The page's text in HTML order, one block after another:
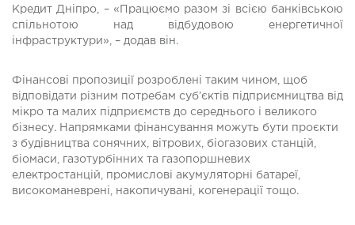
Кредит Дніпро, – «Працюємо разом зі всією банківською
спільнотою над відбудовою енергетичної
інфраструктури», – додав він.
Фінансові пропозиції розроблені таким чином, щоб
відповідати різним потребам суб’єктів підприємництва від
мікро та малих підприємств до середнього і великого
бізнесу. Напрямками фінансування можуть бути проєкти
з будівництва сонячних, вітрових, біогазових станцій,
біомаси, газотурбінних та газопоршневих
електростанцій, промислові акумуляторні батареї,
високоманеврені, накопичувані, когенерації тощо.